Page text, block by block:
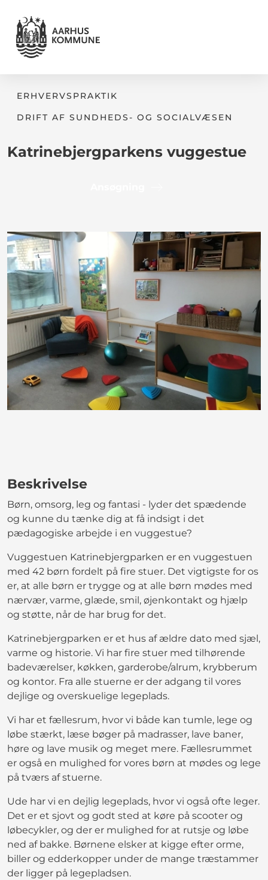
ERHVERVSPRAKTIK
DRIFT AF SUNDHEDS- OG SOCIALVÆSEN
Katrinebjergparkens vuggestue
Beskrivelse
Børn, omsorg, leg og fantasi - lyder det spædende
og kunne du tænke dig at få indsigt i det
pædagogiske arbejde i en vuggestue?
Vuggestuen Katrinebjergparken er en vuggestuen
med 42 børn fordelt på fire stuer. Det vigtigste for os
er, at alle børn er trygge og at alle børn mødes med
nærvær, varme, glæde, smil, øjenkontakt og hjælp
og støtte, når de har brug for det.
Katrinebjergparken er et hus af ældre dato med sjæl,
varme og historie. Vi har fire stuer med tilhørende
badeværelser, køkken, garderobe/alrum, krybberum
og kontor. Fra alle stuerne er der adgang til vores
dejlige og overskuelige legeplads.
Vi har et fællesrum, hvor vi både kan tumle, lege og
løbe stærkt, læse bøger på madrasser, lave baner,
høre og lave musik og meget mere. Fællesrummet
er også en mulighed for vores børn at mødes og lege
på tværs af stuerne.
Ude har vi en dejlig legeplads, hvor vi også ofte leger.
Det er et sjovt og godt sted at køre på scooter og
løbecykler, og der er mulighed for at rutsje og løbe
ned af bakke. Børnene elsker at kigge efter orme,
biller og edderkopper under de mange træstammer
der ligger på legepladsen.